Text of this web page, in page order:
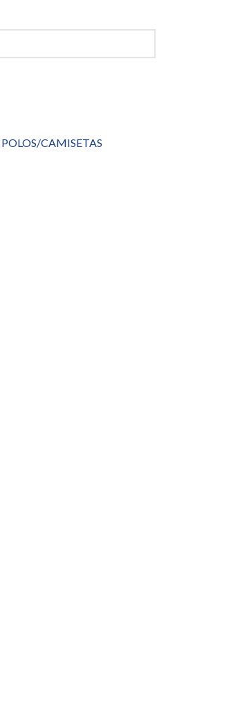
POLOS/CAMISETAS